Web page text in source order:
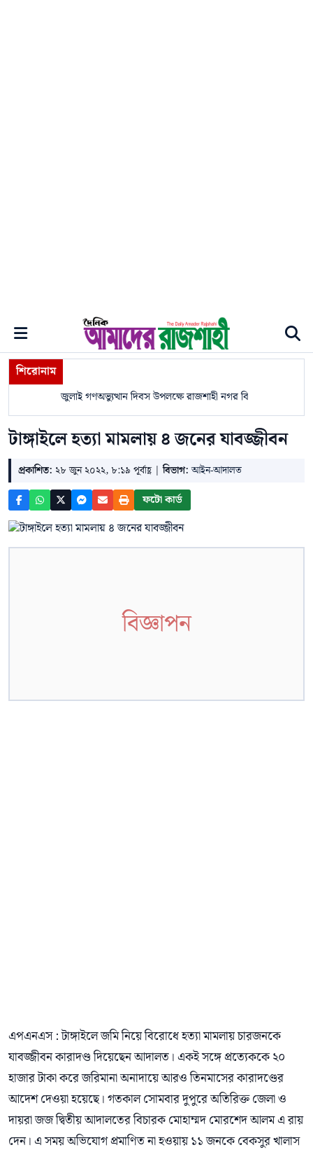
শিরোনাম
জুলাই গণঅভ্যুত্থান দিবস উপলক্ষে রাজশাহী নগর বিএনপির সমাবেশ
টাঙ্গাইলে হত্যা মামলায় ৪ জনের যাবজ্জীবন
প্রকাশিত: ২৮ জুন ২০২২, ৮:১৯ পূর্বাহ্ণ |বিভাগ: আইন-আদালত
ফটো কার্ড
বিজ্ঞাপন
এপএনএস : টাঙ্গাইলে জমি নিয়ে বিরোধে হত্যা মামলায় চারজনকে
যাবজ্জীবন কারাদণ্ড দিয়েছেন আদালত। একই সঙ্গে প্রত্যেককে ২০
হাজার টাকা করে জরিমানা অনাদায়ে আরও তিনমাসের কারাদণ্ডের
আদেশ দেওয়া হয়েছে। গতকাল সোমবার দুপুরে অতিরিক্ত জেলা ও
দায়রা জজ দ্বিতীয় আদালতের বিচারক মোহাম্মদ মোরশেদ আলম এ রায়
দেন। এ সময় অভিযোগ প্রমাণিত না হওয়ায় ১১ জনকে বেকসুর খালাস